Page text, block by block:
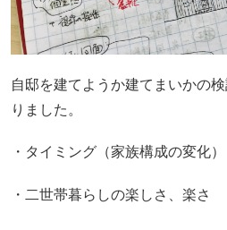
自邸を建てようか建てまいかの
りました。
・タイミング（家族構成の変化）
・二世帯暮らしの楽しさ、楽さ